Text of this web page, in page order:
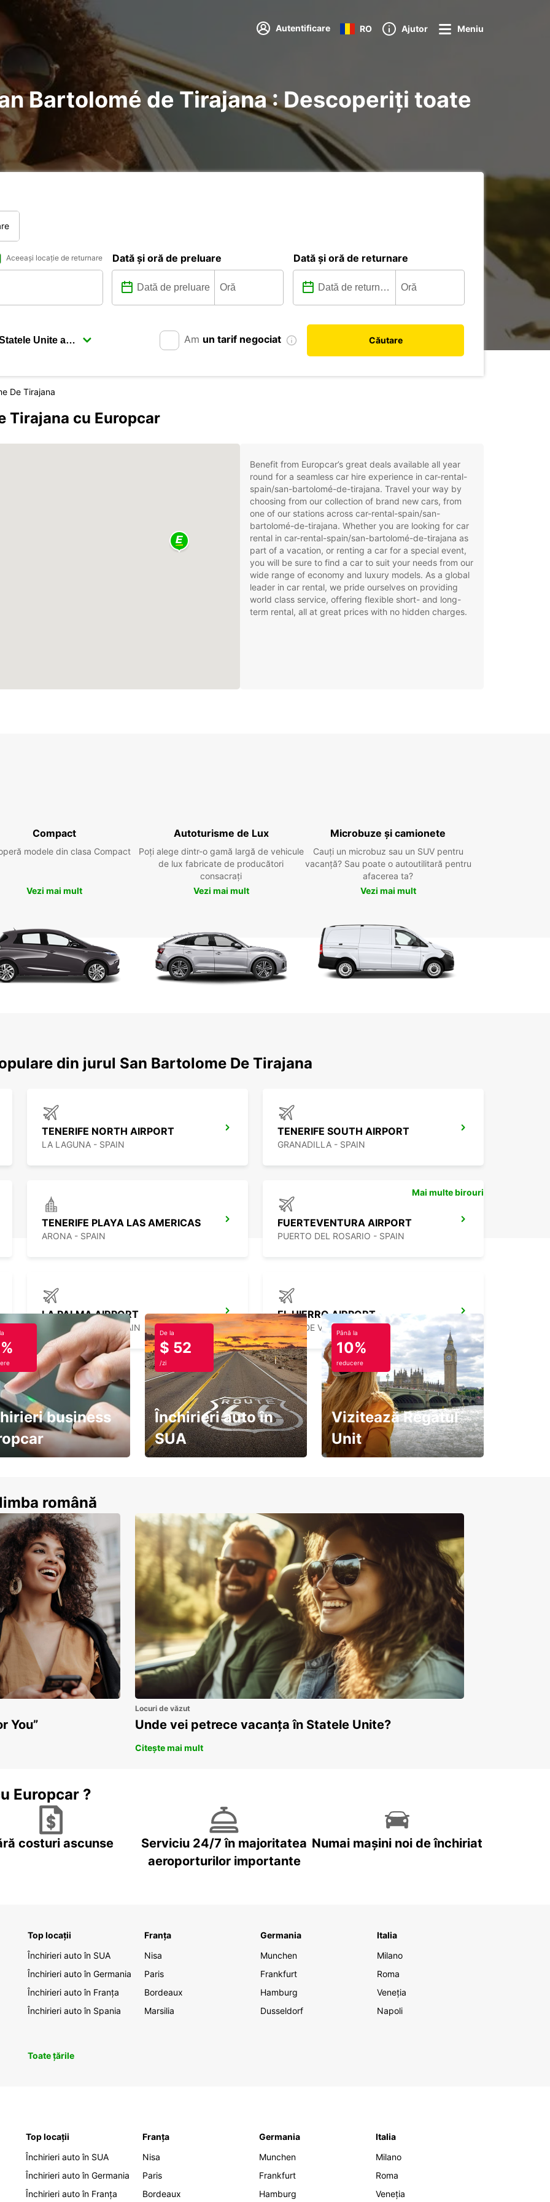
Autentificare RO Ajutor Meniu
Bartolomé de Tirajana : Descoperiți toate
Aceeași locație de returnare Dată și oră de preluare Dată și oră de returnare
Am un tarif negociat Căutare
De Tirajana
Tirajana cu Europcar
Benefit from Europcar’s great deals available all year
round for a seamless car hire experience in car-rental-
spain/san-bartolomé-de-tirajana. Travel your way by
choosing from our collection of brand new cars, from
one of our stations across car-rental-spain/san-
bartolomé-de-tirajana. Whether you are looking for car
rental in car-rental-spain/san-bartolomé-de-tirajana as
part of a vacation, or renting a car for a special event,
you will be sure to find a car to suit your needs from our
wide range of economy and luxury models. As a global
leader in car rental, we pride ourselves on providing
world class service, offering flexible short- and long-
term rental, all at great prices with no hidden charges.
Compact
modele din clasa Compact
Vezi mai mult
Autoturisme de Lux
Poți alege dintr-o gamă largă de vehicule
de lux fabricate de producători
consacrați
Vezi mai mult
Microbuze și camionete
Cauți un microbuz sau un SUV pentru
vacanță? Sau poate o autoutilitară pentru
afacerea ta?
Vezi mai mult
din jurul San Bartolome De Tirajana
TENERIFE NORTH AIRPORT
LA LAGUNA - SPAIN
TENERIFE SOUTH AIRPORT
GRANADILLA - SPAIN
TENERIFE PLAYA LAS AMERICAS
ARONA - SPAIN
FUERTEVENTURA AIRPORT
PUERTO DEL ROSARIO - SPAIN
LA PALMA AIRPORT
VILLA DE MAZO - SPAIN
EL HIERRO AIRPORT
VILLA DE VALVERDE - SPAIN
Mai multe birouri
business
De la
$ 52
/zi
Închirieri auto în
SUA
Până la
10%
reducere
Vizitează Regatul
Unit
română
You”
Locuri de văzut
Unde vei petrece vacanța în Statele Unite?
Citește mai mult
Europcar ?
costuri ascunse
Serviciu 24/7 în majoritatea
aeroporturilor importante
Numai mașini noi de închiriat
Top locații
Închirieri auto în SUA
Închirieri auto în Germania
Închirieri auto în Franța
Închirieri auto în Spania
Franța
Nisa
Paris
Bordeaux
Marsilia
Germania
Munchen
Frankfurt
Hamburg
Dusseldorf
Italia
Milano
Roma
Veneția
Napoli
Toate țările
Top locații
Închirieri auto în SUA
Închirieri auto în Germania
Închirieri auto în Franța
Franța
Nisa
Paris
Bordeaux
Germania
Munchen
Frankfurt
Hamburg
Italia
Milano
Roma
Veneția